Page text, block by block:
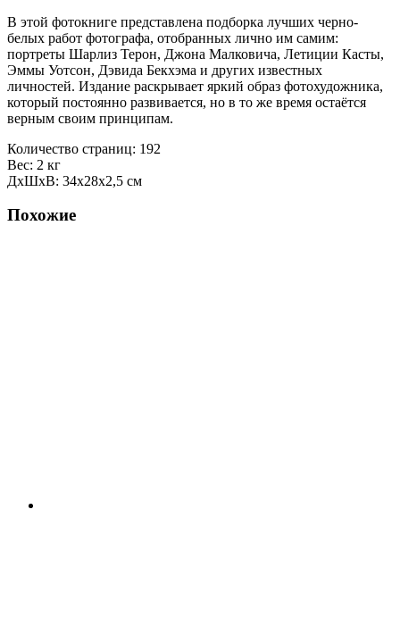
В этой фотокниге представлена подборка лучших черно-
белых работ фотографа, отобранных лично им самим:
портреты Шарлиз Терон, Джона Малковича, Летиции Касты,
Эммы Уотсон, Дэвида Бекхэма и других известных
личностей. Издание раскрывает яркий образ фотохудожника,
который постоянно развивается, но в то же время остаётся
верным своим принципам.
Количество страниц: 192
Вес: 2 кг
ДxШxВ: 34x28x2,5 см
Похожие